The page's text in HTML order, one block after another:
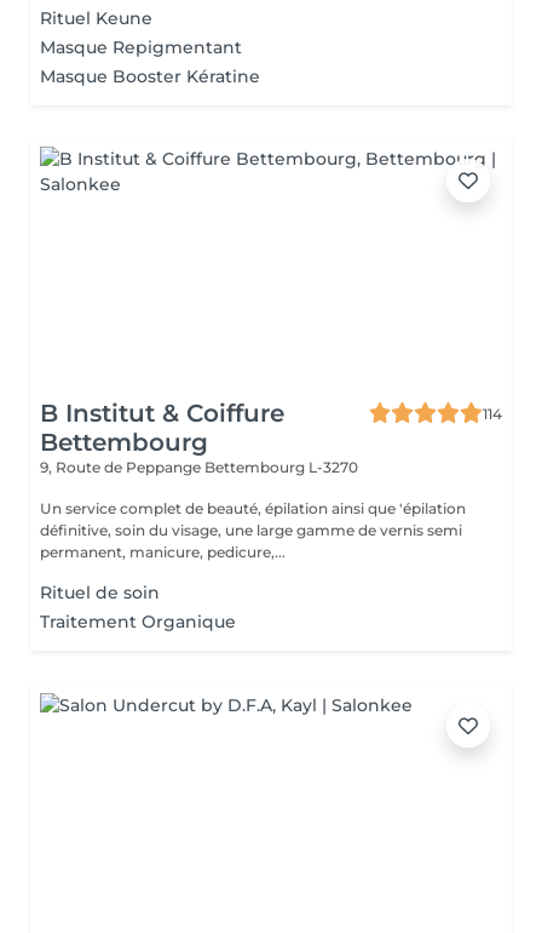
Rituel Keune
Masque Repigmentant
Masque Booster Kératine
B Institut & Coiffure
Bettembourg
114
9, Route de Peppange Bettembourg L-3270
Un service complet de beauté, épilation ainsi que 'épilation
définitive, soin du visage, une large gamme de vernis semi
permanent, manicure, pedicure,...
Rituel de soin
Traitement Organique